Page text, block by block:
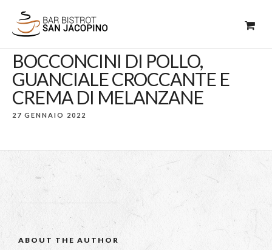
BOCCONCINI DI POLLO,
GUANCIALE CROCCANTE E
CREMA DI MELANZANE
27 GENNAIO 2022
ABOUT THE AUTHOR